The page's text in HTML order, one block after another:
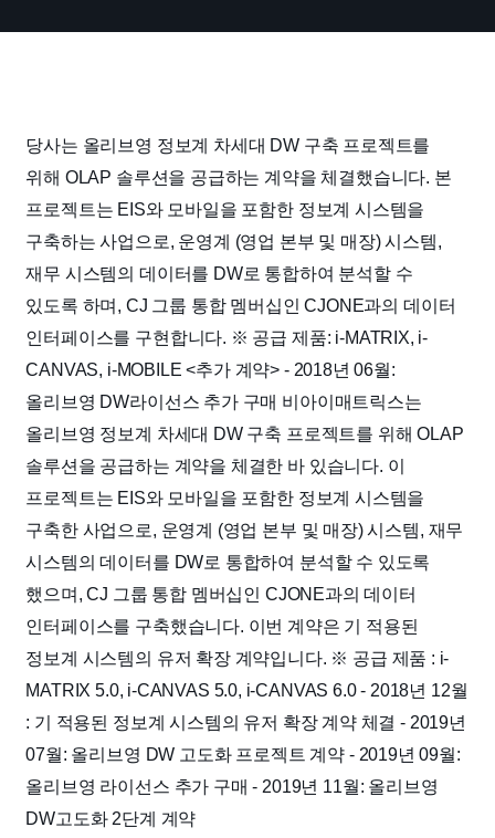
당사는 올리브영 정보계 차세대 DW 구축 프로젝트를
위해 OLAP 솔루션을 공급하는 계약을 체결했습니다. 본
프로젝트는 EIS와 모바일을 포함한 정보계 시스템을
구축하는 사업으로, 운영계 (영업 본부 및 매장) 시스템,
재무 시스템의 데이터를 DW로 통합하여 분석할 수
있도록 하며, CJ 그룹 통합 멤버십인 CJONE과의 데이터
인터페이스를 구현합니다. ※ 공급 제품: i-MATRIX, i-
CANVAS, i-MOBILE <추가 계약> - 2018년 06월:
올리브영 DW라이선스 추가 구매 비아이매트릭스는
올리브영 정보계 차세대 DW 구축 프로젝트를 위해 OLAP
솔루션을 공급하는 계약을 체결한 바 있습니다. 이
프로젝트는 EIS와 모바일을 포함한 정보계 시스템을
구축한 사업으로, 운영계 (영업 본부 및 매장) 시스템, 재무
시스템의 데이터를 DW로 통합하여 분석할 수 있도록
했으며, CJ 그룹 통합 멤버십인 CJONE과의 데이터
인터페이스를 구축했습니다. 이번 계약은 기 적용된
정보계 시스템의 유저 확장 계약입니다. ※ 공급 제품 : i-
MATRIX 5.0, i-CANVAS 5.0, i-CANVAS 6.0 - 2018년 12월
: 기 적용된 정보계 시스템의 유저 확장 계약 체결 - 2019년
07월: 올리브영 DW 고도화 프로젝트 계약 - 2019년 09월:
올리브영 라이선스 추가 구매 - 2019년 11월: 올리브영
DW고도화 2단계 계약